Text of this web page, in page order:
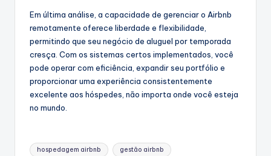
Em última análise, a capacidade de gerenciar o Airbnb
remotamente oferece liberdade e flexibilidade,
permitindo que seu negócio de aluguel por temporada
cresça. Com os sistemas certos implementados, você
pode operar com eficiência, expandir seu portfólio e
proporcionar uma experiência consistentemente
excelente aos hóspedes, não importa onde você esteja
no mundo.
Etiquetas:
hospedagem airbnb gestão airbnb